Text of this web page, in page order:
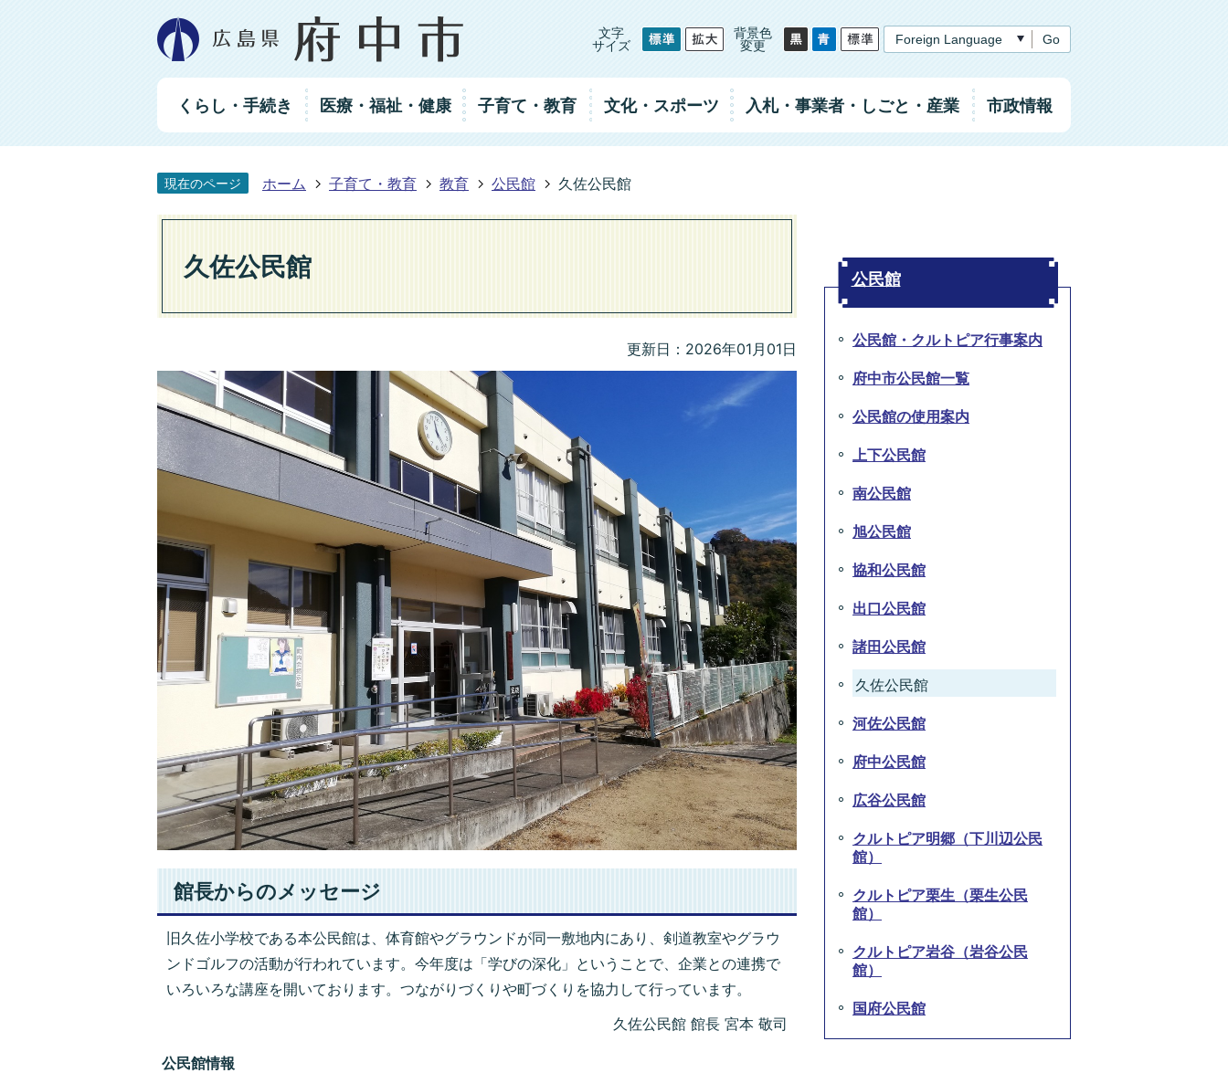
文字
サイズ
背景色
変更
Go
グ
ー
バ
ナ
ン
くらし・手続き 医療・福祉・健康 子育て・教育 文化・スポーツ 入札・事業者 ・しごと ・産業 市政情報
現在のページ ホーム 子育て・教育 教育 公民館 久佐公民館
久佐公民館
更新日：2026年01月01日
館長からのメッセージ
旧久佐小学校である本公民館は、体育館やグラウンドが同一敷地内にあり、剣道教室やグラウ
ンドゴルフの活動が行われています。今年度は「学びの深化」ということで、企業との連携で
いろいろな講座を開いております。つながりづくりや町づくりを協力して行っています。
久佐公民館 館長 宮本 敬司
公民館情報
公民館
公民館・クルトピア行事案内
府中市公民館一覧
公民館の使用案内
上下公民館
南公民館
旭公民館
協和公民館
出口公民館
諸田公民館
久佐公民館
河佐公民館
府中公民館
広谷公民館
クルトピア明郷（下川辺公民
館）
クルトピア栗生（栗生公民
館）
クルトピア岩谷（岩谷公民
館）
国府公民館